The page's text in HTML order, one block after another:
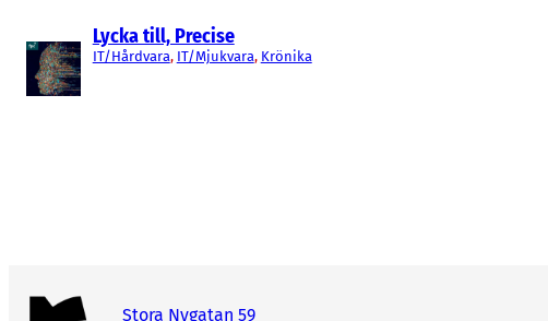
Lycka till, Precise
IT/Hårdvara, IT/Mjukvara, Krönika
Stora Nygatan 59